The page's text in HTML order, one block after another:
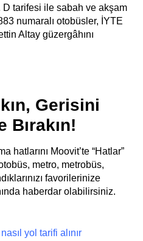
D tarifesi ile sabah ve akşam
numaralı otobüsler, İYTE
Altay güzergâhını
Gerisini
Bırakın!
hatlarını Moovit’te “Hatlar”
metro, metrobüs,
favorilerinize
haberdar olabilirsiniz.
yol tarifi alınır